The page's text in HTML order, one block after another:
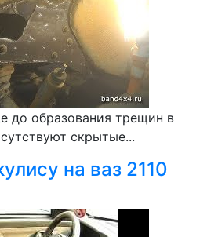
до образования трещин в
скрытые...
на ваз 2110